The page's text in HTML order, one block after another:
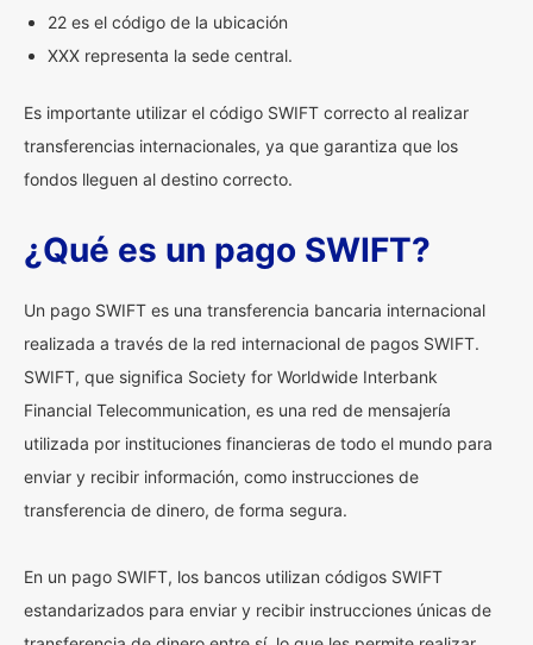
22 es el código de la ubicación
XXX representa la sede central.
Es importante utilizar el código SWIFT correcto al realizar
transferencias internacionales, ya que garantiza que los
fondos lleguen al destino correcto.
¿Qué es un pago SWIFT?
Un pago SWIFT es una transferencia bancaria internacional
realizada a través de la red internacional de pagos SWIFT.
SWIFT, que significa Society for Worldwide Interbank
Financial Telecommunication, es una red de mensajería
utilizada por instituciones financieras de todo el mundo para
enviar y recibir información, como instrucciones de
transferencia de dinero, de forma segura.
En un pago SWIFT, los bancos utilizan códigos SWIFT
estandarizados para enviar y recibir instrucciones únicas de